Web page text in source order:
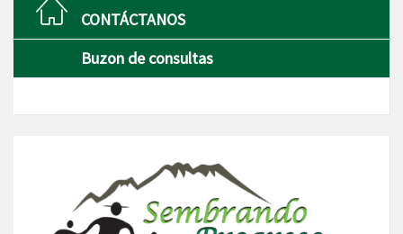
CONTÁCTANOS
Buzon de consultas